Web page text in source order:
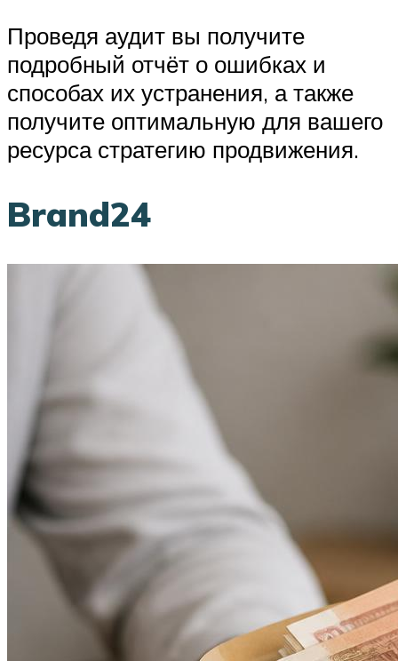
Проведя аудит вы получите
подробный отчёт о ошибках и
способах их устранения, а также
получите оптимальную для вашего
ресурса стратегию продвижения.
Brand24